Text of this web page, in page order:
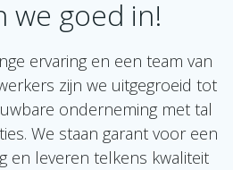
we goed in!
ervaring en een team van
zijn we uitgegroeid tot
onderneming met tal
We staan garant voor een
en leveren telkens kwaliteit